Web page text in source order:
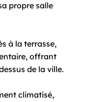
propre salle
à la terrasse,
offrant
de la ville.
climatisé,